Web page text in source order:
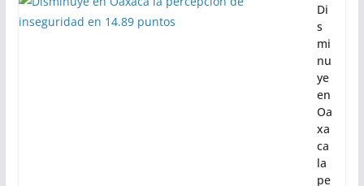
Di
s
mi
nu
ye
en
Oa
xa
ca
la
pe